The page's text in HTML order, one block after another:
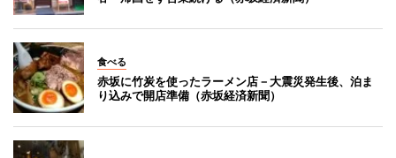
食べる
赤坂に竹炭を使ったラーメン店－大震災発生後、泊ま
り込みで開店準備（赤坂経済新聞）